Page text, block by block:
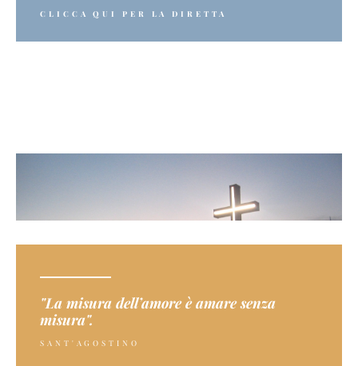
CLICCA QUI PER LA DIRETTA
"La misura dell’amore è amare senza
misura".
SANT'AGOSTINO